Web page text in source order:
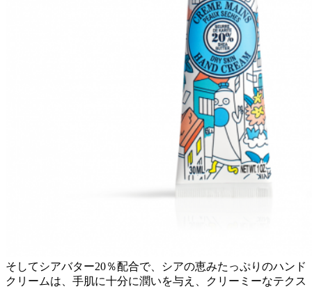
そしてシアバター20％配合で、シアの恵みたっぷりのハンド
クリームは、手肌に十分に潤いを与え、クリーミーなテクス